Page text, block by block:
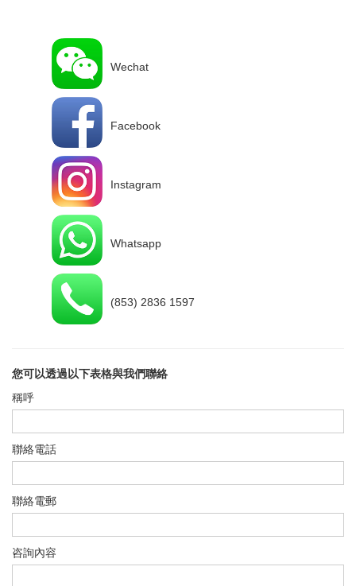
Wechat
Facebook
Instagram
Whatsapp
(853) 2836 1597
您可以透過以下表格與我們聯絡
稱呼
聯絡電話
聯絡電郵
咨詢內容